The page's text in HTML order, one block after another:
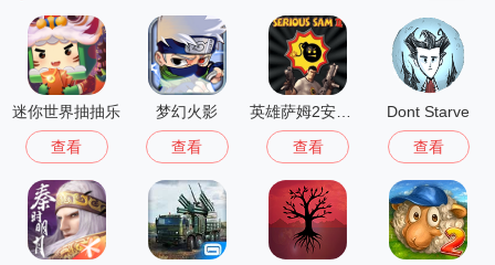
迷你世界抽抽乐
查看
梦幻火影
查看 查看
Dont Starve
查看